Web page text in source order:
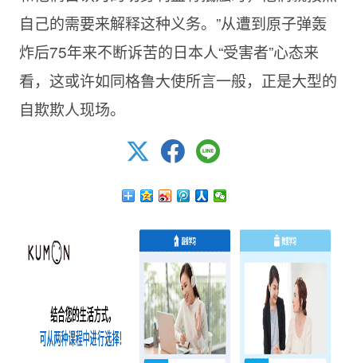
自己的需要来解释这种义务。”从遭到原子弹轰
炸后75年来不断诉苦的日本人“受害者”心态来
看，这或许如同格鲁大使所言一般，正是大型的
自欺欺人现场。